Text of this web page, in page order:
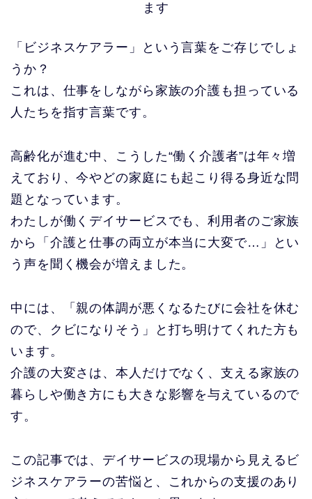
ます
「ビジネスケアラー」という言葉をご存じでしょ
うか？
これは、仕事をしながら家族の介護も担っている
人たちを指す言葉です。
高齢化が進む中、こうした“働く介護者”は年々増
えており、今やどの家庭にも起こり得る身近な問
題となっています。
わたしが働くデイサービスでも、利用者のご家族
から「介護と仕事の両立が本当に大変で…」とい
う声を聞く機会が増えました。
中には、「親の体調が悪くなるたびに会社を休む
ので、クビになりそう」と打ち明けてくれた方も
います。
介護の大変さは、本人だけでなく、支える家族の
暮らしや働き方にも大きな影響を与えているので
す。
この記事では、デイサービスの現場から見えるビ
ジネスケアラーの苦悩と、これからの支援のあり